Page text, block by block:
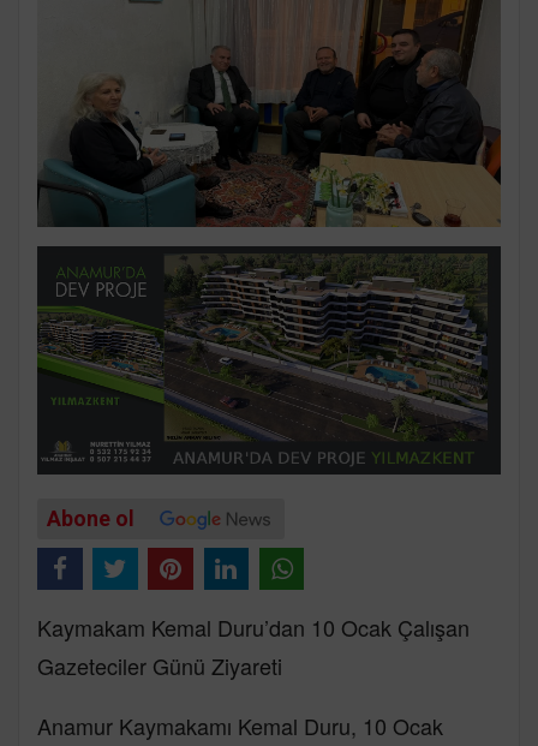
Abone ol
Kaymakam Kemal Duru’dan 10 Ocak Çalışan
Gazeteciler Günü Ziyareti
Anamur Kaymakamı Kemal Duru, 10 Ocak